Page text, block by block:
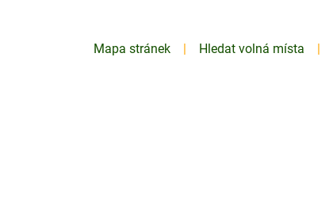
Mapa stránek Hledat volná místa